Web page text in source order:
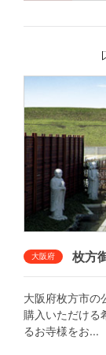
大阪府 枚方
大阪府枚方市の
購入いただける
るお寺様をお...